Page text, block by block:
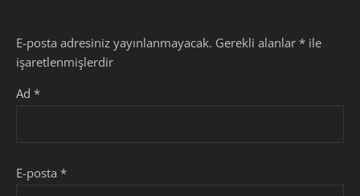
E-posta adresiniz yayınlanmayacak. Gerekli alanlar * ile
işaretlenmişlerdir
Ad *
E-posta *